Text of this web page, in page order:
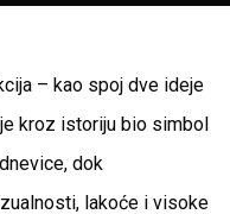
– kao spoj dve ideje
kroz istoriju bio simbol
dok
lakoće i visoke